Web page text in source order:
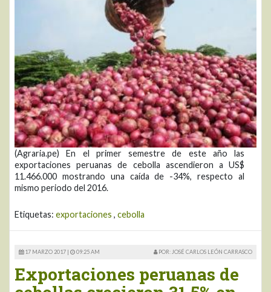
(Agraria.pe) En el primer semestre de este año las
exportaciones peruanas de cebolla ascendieron a US$
11.466.000 mostrando una caída de -34%, respecto al
mismo periodo del 2016.
Etiquetas: exportaciones , cebolla
17 MARZO 2017 | 09:25 AM POR: JOSÉ CARLOS LEÓN CARRASCO
Exportaciones peruanas de